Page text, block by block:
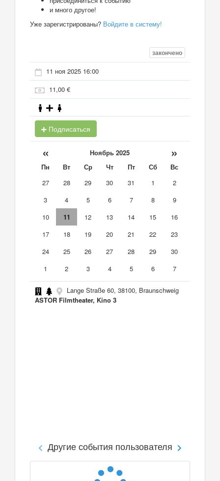
и много другое!
Уже зарегистрированы? Войдите в систему!
закончено
11 ноя 2025 16:00
11,00 €
Подписаться
« Ноябрь 2025 »
Пн Вт Ср Чт Пт Сб
Вс
27
28 29 30 31 1
2
3
4 5 6 7 8
9
10
11 12 13 14 15
16
17
18 19 20 21 22
23
24
25 26 27 28 29
30
1
2 3 4 5 6 7
Lange Straße 60, 38100, Braunschweig
ASTOR Filmtheater, Kino 3
Другие события пользователя